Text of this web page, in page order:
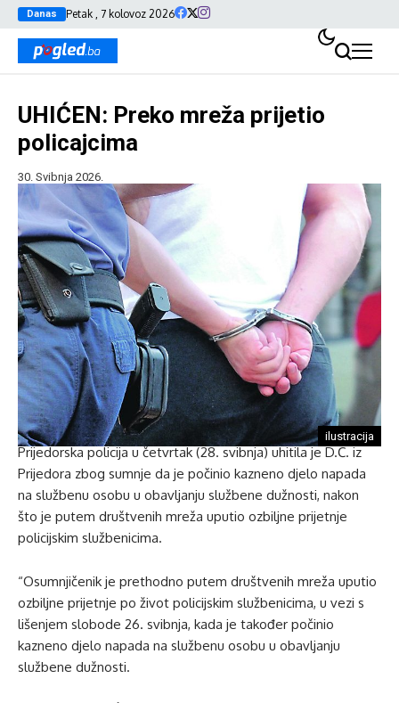
Danas Petak , 7 kolovoz 2026
UHIĆEN: Preko mreža prijetio
policajcima
30. Svibnja 2026.
ilustracija
Prijedorska policija u četvrtak (28. svibnja) uhitila je D.Ć. iz
Prijedora zbog sumnje da je počinio kazneno djelo napada
na službenu osobu u obavljanju službene dužnosti, nakon
što je putem društvenih mreža uputio ozbiljne prijetnje
policijskim službenicima.
“Osumnjičenik je prethodno putem društvenih mreža uputio
ozbiljne prijetnje po život policijskim službenicima, u vezi s
lišenjem slobode 26. svibnja, kada je također počinio
kazneno djelo napada na službenu osobu u obavljanju
službene dužnosti.